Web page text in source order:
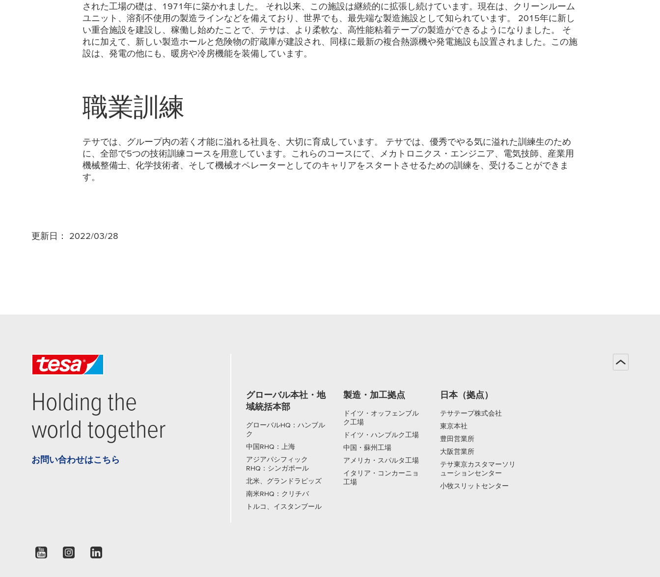
された工場の礎は、1971年に築かれました。 それ以来、この施設は継続的に拡張し続けています。現在は、クリーンルーム
ユニット、溶剤不使用の製造ラインなどを備えており、世界でも、最先端な製造施設として知られています。 2015年に新し
い重合施設を建設し、稼働し始めたことで、テサは、より柔軟な、高性能粘着テープの製造ができるようになりました。 そ
れに加えて、新しい製造ホールと危険物の貯蔵庫が建設され、同様に最新の複合熱源機や発電施設も設置されました。この施
設は、発電の他にも、暖房や冷房機能を装備しています。
職業訓練
テサでは、グループ内の若く才能に溢れる社員を、大切に育成しています。 テサでは、優秀でやる気に溢れた訓練生のため
に、全部で5つの技術訓練コースを用意しています。これらのコースにて、メカトロニクス・エンジニア、電気技師、産業用
機械整備士、化学技術者、そして機械オペレーターとしてのキャリアをスタートさせるための訓練を、受けることができま
す。
更新日： 2022/03/28
Holding the
world together
お問い合わせはこちら
グローバル本社・地
域統括本部
グローバルHQ：ハンブル
ク
中国RHQ：上海
アジアパシフィック
RHQ：シンガポール
北米、グランドラピッズ
南米RHQ：クリチバ
トルコ、イスタンブール
製造・加工拠点
ドイツ・オッフェンブル
ク工場
ドイツ・ハンブルク工場
中国・蘇州工場
アメリカ・スパルタ工場
イタリア・コンカーニョ
工場
日本（拠点）
テサテープ株式会社
東京本社
豊田営業所
大阪営業所
テサ東京カスタマーソリ
ューションセンター
小牧スリットセンター